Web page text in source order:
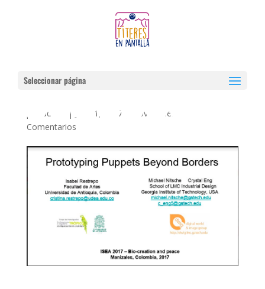
Seleccionar página
Ponencia en ISEA
admin | Jun 11, 2017 Novedades
Comentarios